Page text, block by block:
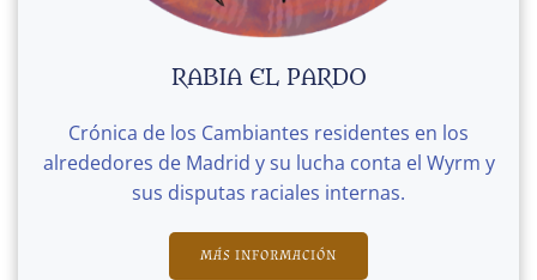
RABIA EL PARDO
Crónica de los Cambiantes residentes en los
alrededores de Madrid y su lucha conta el Wyrm y
sus disputas raciales internas.
MÁS INFORMACIÓN